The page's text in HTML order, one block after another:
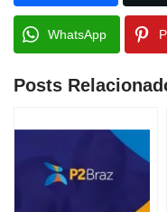
WhatsApp
Posts